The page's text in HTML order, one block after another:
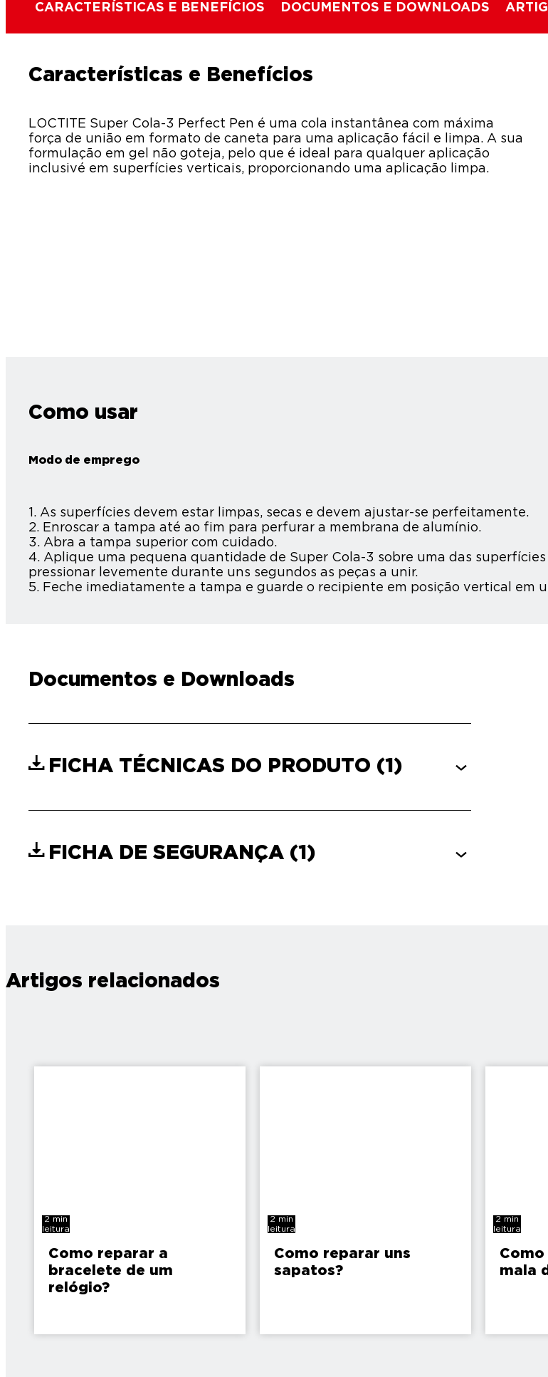
CARACTERÍSTICAS E BENEFÍCIOS DOCUMENTOS E DOWNLOADS
Características e Benefícios
LOCTITE Super Cola-3 Perfect Pen é uma cola instantânea com máxima
força de união em formato de caneta para uma aplicação fácil e limpa. A sua
formulação em gel não goteja, pelo que é ideal para qualquer aplicação
inclusivé em superfícies verticais, proporcionando uma aplicação limpa.
Como usar
Modo de emprego
1. As superfícies devem estar limpas, secas e devem ajustar-se perfeitamente.
2. Enroscar a tampa até ao fim para perfurar a membrana de alumínio.
3. Abra a tampa superior com cuidado.
4. Aplique uma pequena quantidade de Super Cola-3 sobre uma das
pressionar levemente durante uns segundos as peças a unir.
5. Feche imediatamente a tampa e guarde o recipiente em posição vertical em
Documentos e Downloads
FICHA TÉCNICAS DO PRODUTO (1)
FICHA DE SEGURANÇA (1)
Artigos relacionados
2 min
leitura
Como reparar a
bracelete de um
relógio?
2 min
leitura
Como reparar uns
sapatos?
2 min
leitura
mala